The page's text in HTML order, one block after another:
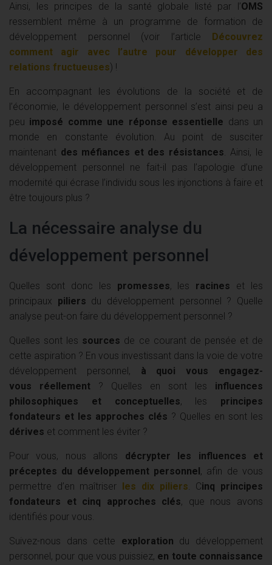
Ainsi, les principes de la santé globale listé par l’OMS
ressemblent même à un programme de formation de
développement personnel (voir l’article Découvrez
comment agir avec l’autre pour développer des
relations fructueuses) !
En accompagnant les évolutions de la société et de
l’économie, le développement personnel s’est ainsi peu a
peu imposé comme une réponse essentielle dans un
monde en constante évolution. Au point de susciter
maintenant des méfiances et des résistances . Ainsi, le
développement personnel ne fait-il pas l’apologie d’une
modernité qui écrase l’individu sous les injonctions à faire et
être toujours plus ?
La nécessaire analyse du
développement personnel
Quelles sont donc les promesses, les racines et les
principaux piliers du développement personnel ? Quelle
analyse peut-on faire du développement personnel ?
Quelles sont les sources de ce courant de pensée et de
cette aspiration ? En vous investissant dans la voie de votre
développement personnel, à quoi vous engagez-
vous réellement ? Quelles en sont les influences
philosophiques et conceptuelles, les principes
fondateurs et les approches clés ? Quelles en sont les
dérives et comment les éviter ?
Pour vous, nous allons décrypter les influences et
préceptes du développement personnel, afin de vous
permettre d’en maîtriser les dix piliers . Cinq principes
fondateurs et cinq approches clés, que nous avons
identifiés pour vous.
Suivez-nous dans cette exploration du développement
personnel, pour que vous puissiez, en toute connaissance